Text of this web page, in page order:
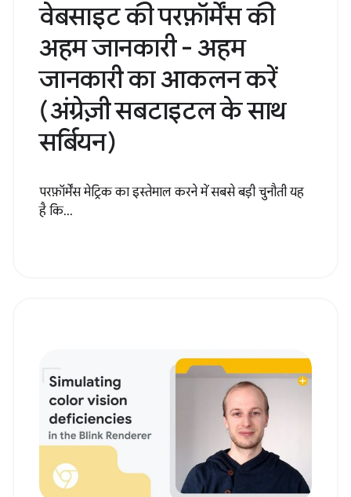
वेबसाइट की परफ़ॉर्मेंस की
अहम जानकारी - अहम
जानकारी का आकलन करें
(अंग्रेज़ी सबटाइटल के साथ
सर्बियन)
परफ़ॉर्मेंस मेट्रिक का इस्तेमाल करने में सबसे बड़ी चुनौती यह
है कि...